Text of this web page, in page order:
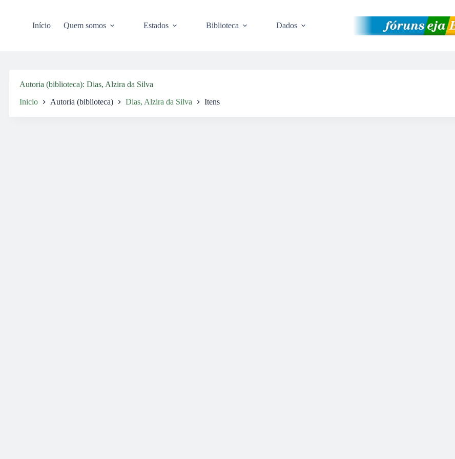
Início Quem somos Estados Biblioteca Dados
Autoria (biblioteca) Dias, Alzira da Silva
Inicio Autoria (biblioteca) Dias, Alzira da Silva Itens